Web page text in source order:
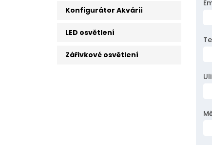
Konfigurátor Akvárií
LED osvětlení
Zářivkové osvětlení